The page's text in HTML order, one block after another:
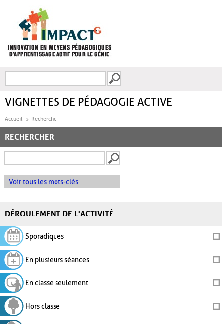
FORMULAIRE DE
VIGNETTES DE PÉDAGOGIE ACTIVE
Accueil Recherche
RECHERCHER
Voir tous les mots-clés
DÉROULEMENT DE L'ACTIVITÉ
Sporadiques
En plusieurs séances
En classe seulement
Hors classe